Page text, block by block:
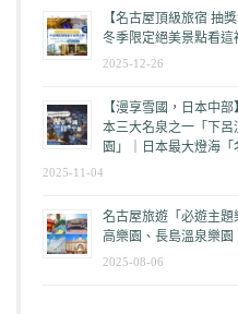
【名古屋頂級旅宿 抽
冬季限定絕美景點看這
2025-12-26
【漫享雪國，日本中
本三大名泉之一「下
園」｜日本最大燈海「
2025-11-04
名古屋旅遊「必遊主
高樂園、長島溫泉樂
2025-08-06